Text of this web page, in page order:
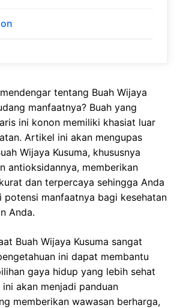
tentang Buah Wijaya
manfaatnya? Buah yang
ini konon memiliki khasiat luar
Artikel ini akan mengupas
Wijaya Kusuma, khususnya
antioksidannya, memberikan
dan terpercaya sehingga Anda
potensi manfaatnya bagi kesehatan
Anda.
Buah Wijaya Kusuma sangat
ini dapat membantu
gaya hidup yang lebih sehat
akan menjadi panduan
memberikan wawasan berharga,